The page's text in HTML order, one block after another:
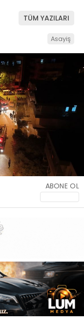
WhatsApp
İhbar Hattı
Facebook
Youtube
TÜM YAZILARI
Asayiş
ABONE OL